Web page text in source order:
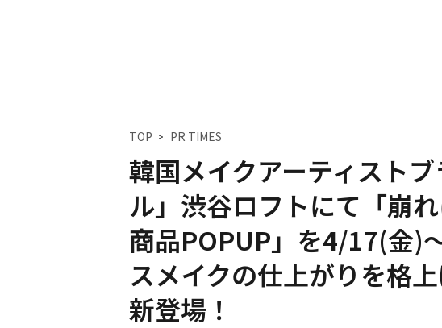
TOP PR TIMES
韓国メイクアーティスト
ル」渋谷ロフトにて「崩
商品POPUP」を4/17(金)
スメイクの仕上がりを格
新登場！